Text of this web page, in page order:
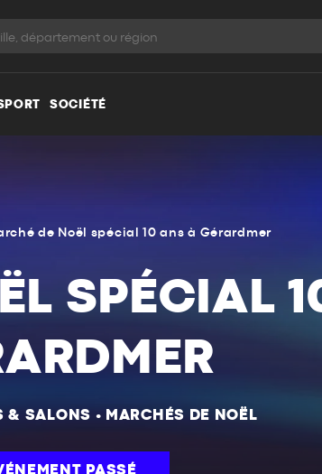
SOCIÉTÉ
de Noël spécial 10 ans à Gérardmer
SPÉCIAL
& SALONS • MARCHÉS DE NOËL
PASSÉ